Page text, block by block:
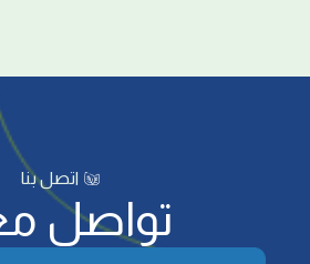
اتصل بنا
تواصل